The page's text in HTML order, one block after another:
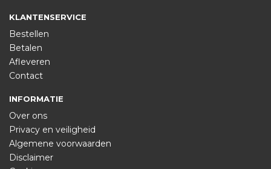
KLANTENSERVICE
Bestellen
Betalen
Afleveren
Contact
INFORMATIE
Over ons
Privacy en veiligheid
Algemene voorwaarden
Disclaimer